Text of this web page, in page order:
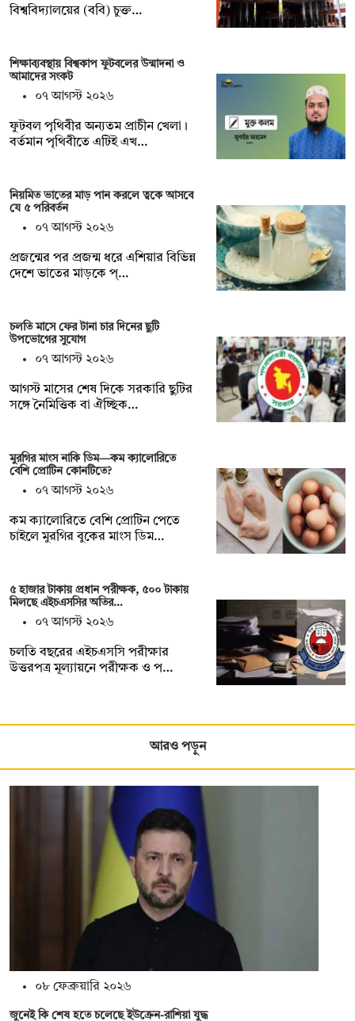
বিশ্ববিদ্যালয়ের (ববি) চুক্ত…
শিক্ষাব্যবস্থায় বিশ্বকাপ ফুটবলের উন্মাদনা ও
আমাদের সংকট
০৭ আগস্ট ২০২৬
ফুটবল পৃথিবীর অন্যতম প্রাচীন খেলা।
বর্তমান পৃথিবীতে এটিই এখ…
নিয়মিত ভাতের মাড় পান করলে ত্বকে আসবে
যে ৫ পরিবর্তন
০৭ আগস্ট ২০২৬
প্রজন্মের পর প্রজন্ম ধরে এশিয়ার বিভিন্ন
দেশে ভাতের মাড়কে প্…
চলতি মাসে ফের টানা চার দিনের ছুটি
উপভোগের সুযোগ
০৭ আগস্ট ২০২৬
আগস্ট মাসের শেষ দিকে সরকারি ছুটির
সঙ্গে নৈমিত্তিক বা ঐচ্ছিক…
মুরগির মাংস নাকি ডিম—কম ক্যালোরিতে
বেশি প্রোটিন কোনটিতে?
০৭ আগস্ট ২০২৬
কম ক্যালোরিতে বেশি প্রোটিন পেতে
চাইলে মুরগির বুকের মাংস ডিম…
৫ হাজার টাকায় প্রধান পরীক্ষক, ৫০০ টাকায়
মিলছে এইচএসসির অতির…
০৭ আগস্ট ২০২৬
চলতি বছরের এইচএসসি পরীক্ষার
উত্তরপত্র মূল্যায়নে পরীক্ষক ও প…
আরও পড়ুন
০৮ ফেব্রুয়ারি ২০২৬
জুনেই কি শেষ হতে চলেছে ইউক্রেন-রাশিয়া যুদ্ধ